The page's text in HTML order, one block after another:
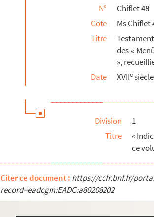
N°
Chiflet 48
Cote
Ms Chiflet
Titre
des «
»,
Date
XVIIesiècle
Division
1
Titre
«
ce
Citer ce document : https://ccfr.bnf.fr/
record=eadcgm:EADC:a80208202